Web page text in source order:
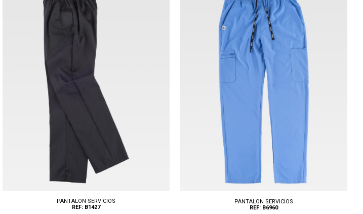
Tallas: S, M, L, XL, XXL
PANTALON SERVICIOS
REF: B1427
PANTALON SERVICIOS
REF: B6960